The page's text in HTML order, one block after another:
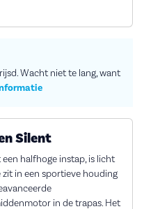
Wacht niet te lang, want
Silent
een halfhoge instap, is licht
in een sportieve houding
in de trapas. Het